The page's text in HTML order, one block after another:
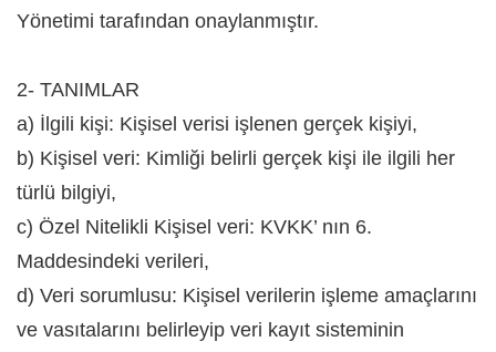
Yönetimi tarafından onaylanmıştır.
2- TANIMLAR
a) İlgili kişi: Kişisel verisi işlenen gerçek kişiyi,
b) Kişisel veri: Kimliği belirli gerçek kişi ile ilgili her
türlü bilgiyi,
c) Özel Nitelikli Kişisel veri: KVKK’ nın 6.
Maddesindeki verileri,
d) Veri sorumlusu: Kişisel verilerin işleme amaçlarını
ve vasıtalarını belirleyip veri kayıt sisteminin